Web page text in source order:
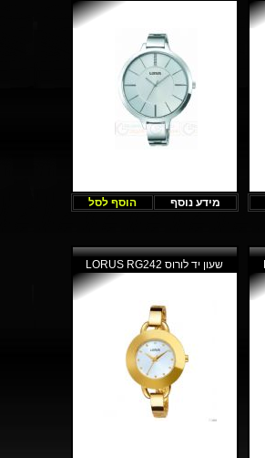
מידע נוסף הוסף לסל
שעון יד לורוס LORUS RG242